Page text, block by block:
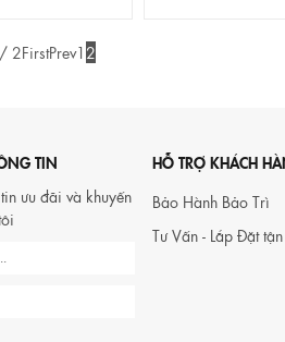
2FirstPrev1 2
TIN
ưu đãi và khuyến
HỖ TRỢ KHÁCH
Bảo Hành Bảo Trì
Tư Vấn - Lắp Đặt